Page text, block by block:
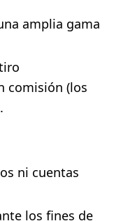
amplia gama
comisión (los
ni cuentas
los fines de